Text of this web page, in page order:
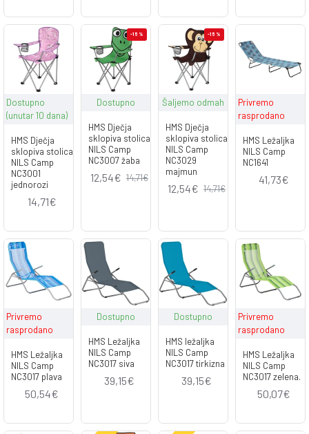
Dostupno
(unutar 10 dana)
HMS Dječja
sklopiva stolica
NILS Camp
NC3001
jednorozi
14,71€
-15 %
Dostupno
HMS Dječja
sklopiva stolica
NILS Camp
NC3007 žaba
12,54€ 14,71€
-15 %
Šaljemo odmah
HMS Dječja
sklopiva stolica
NILS Camp
NC3029
majmun
12,54€ 14,71€
Privremo
rasprodano
HMS Ležaljka
NILS Camp
NC1641
41,73€
Privremo
rasprodano
HMS Ležaljka
NILS Camp
NC3017 plava
50,54€
Dostupno
HMS Ležaljka
NILS Camp
NC3017 siva
39,15€
Dostupno
HMS ležaljka
NILS Camp
NC3017 tirkizna
39,15€
Privremo
rasprodano
HMS Ležaljka
NILS Camp
NC3017 zelena.
50,07€